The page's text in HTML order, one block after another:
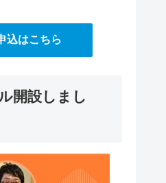
込はこちら
開設しまし